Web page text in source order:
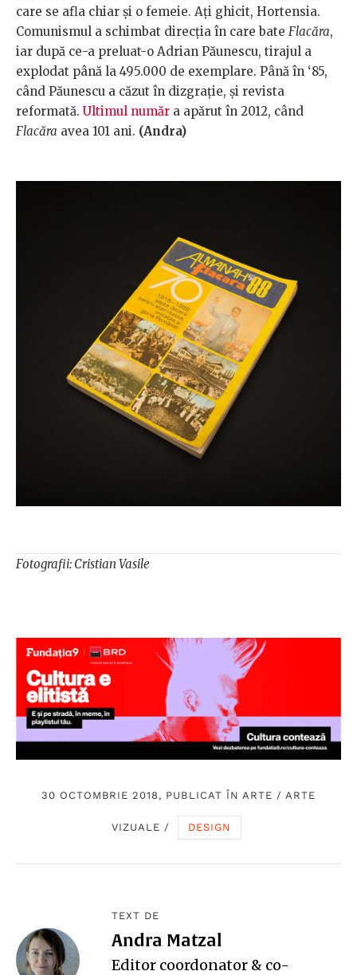
care se afla chiar și o femeie. Ați ghicit, Hortensia.
Comunismul a schimbat direcția în care bate Flacăra,
iar după ce-a preluat-o Adrian Păunescu, tirajul a
explodat până la 495.000 de exemplare. Până în ‘85,
când Păunescu a căzut în dizgrație, și revista
reformată. Ultimul număr a apărut în 2012, când
Flacăra avea 101 ani. (Andra)
Fotografii: Cristian Vasile
30 OCTOMBRIE 2018, PUBLICAT ÎN ARTE / ARTE
VIZUALE / DESIGN
TEXT DE
Andra Matzal
Editor coordonator & co-